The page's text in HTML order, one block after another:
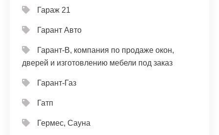
Гараж 21
Гарант Авто
Гарант-В, компания по продаже окон,
дверей и изготовлению мебели под заказ
Гарант-Газ
Гатп
Гермес, Сауна